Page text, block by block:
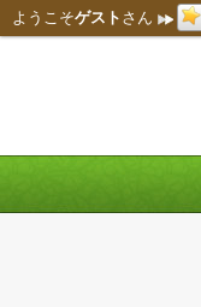
ようこそゲスト さん